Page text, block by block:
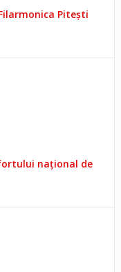
Pitești
național de